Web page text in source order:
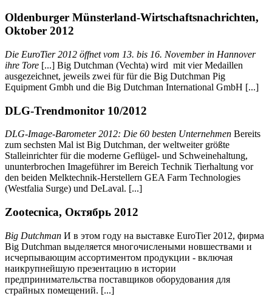
Oldenburger Münsterland-Wirtschaftsnachrichten,
Oktober 2012
Die EuroTier 2012 öffnet vom 13. bis 16. November in Hannover
ihre Tore [...] Big Dutchman (Vechta) wird mit vier Medaillen
ausgezeichnet, jeweils zwei für für die Big Dutchman Pig
Equipment Gmbh und die Big Dutchman International GmbH [...]
DLG-Trendmonitor 10/2012
DLG-Image-Barometer 2012: Die 60 besten Unternehmen Bereits
zum sechsten Mal ist Big Dutchman, der weltweiter größte
Stalleinrichter für die moderne Geflügel- und Schweinehaltung,
ununterbrochen Imageführer im Bereich Technik Tierhaltung vor
den beiden Melktechnik-Herstellern GEA Farm Technologies
(Westfalia Surge) und DeLaval. [...]
Zootecnica, Октябрь 2012
Big Dutchman И в этом году на выставке EuroTier 2012, фирма
Big Dutchman выделяется многочислеными новшествами и
исчерпывающим ассортиментом продукции - включая
наикрупнейшую презентацию в истории
предпринимательства поставщиков оборудования для
страйных помещений. [...]